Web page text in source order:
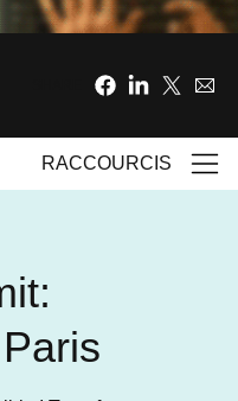
RACCOURCIS